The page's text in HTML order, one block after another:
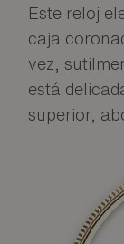
Este reloj
caja
vez,
está
superior,